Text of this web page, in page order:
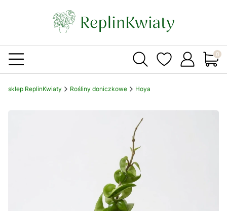
sklep ReplinKwiaty Rośliny doniczkowe Hoya